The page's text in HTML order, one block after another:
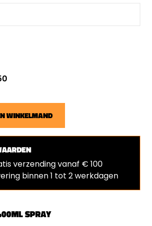
SPRAY
WINKELMAND
verzending vanaf € 100
binnen 1 tot 2 werkdagen